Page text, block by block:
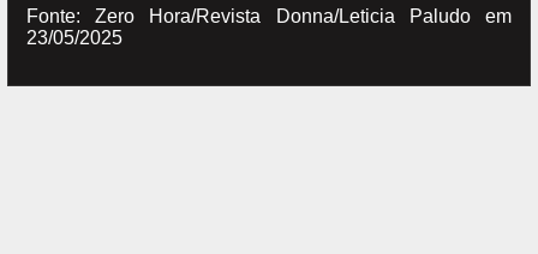
Fonte: Zero Hora/Revista Donna/Leticia Paludo em
23/05/2025